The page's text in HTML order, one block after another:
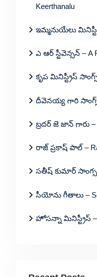
Keerthanalu
ఇమ్మనుయేలు
ఎ ఆర్ స్టీవెన్సన్ – A
కృప మినిస్ట్రీస్
దీవెనయ్య గారి సాంగ్స్
బ్రదర్ జె జాన్ గారు –
రాజ్ ప్రకాష్ పాల్ –
సతీష్ కుమార్ సాంగ్స
సీయోను గీతాలు –
హోసన్నా మినిస్ట్రీస్ –